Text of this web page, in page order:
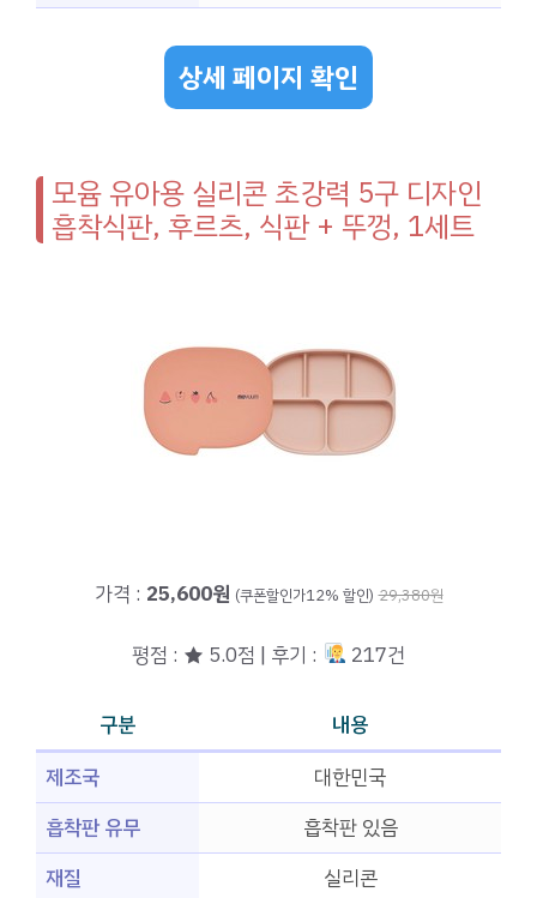
상세 페이지 확인
모윰 유아용 실리콘 초강력 5구 디자인
흡착식판, 후르츠, 식판 + 뚜껑, 1세트
가격 : 25,600원 (쿠폰할인가12% 할인) 29,380원
평점 : ★ 5.0점 | 후기 : 217건
구분
내용
제조국
대한민국
흡착판 유무
흡착판 있음
재질
실리콘